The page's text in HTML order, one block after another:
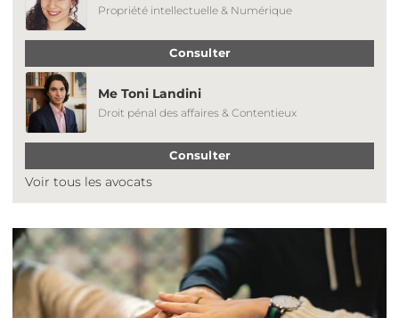
Propriété intellectuelle & Numérique
Consulter
Me Toni Landini
Droit pénal des affaires & Contentieux
Consulter
Voir tous les avocats